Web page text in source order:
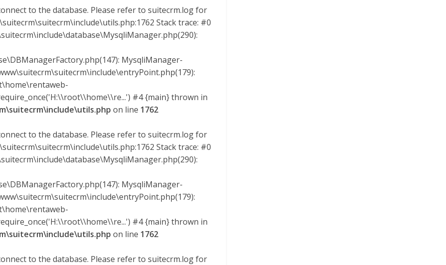
to the database. Please refer to suitecrm.log for
Stack trace: #0
MysqliManager-
#4 {main} thrown in
on line 1762
to the database. Please refer to suitecrm.log for
Stack trace: #0
MysqliManager-
#4 {main} thrown in
on line 1762
to the database. Please refer to suitecrm.log for